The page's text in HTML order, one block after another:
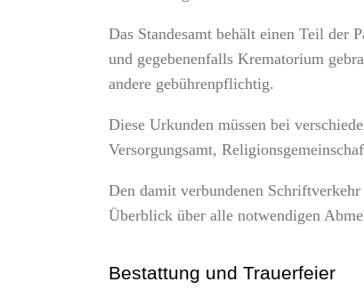
Das Standesamt behält einen Teil der
und gegebenenfalls Krematorium
andere gebührenpflichtig.
Diese Urkunden müssen bei
Versorgungsamt,
Den damit verbundenen
Überblick über alle notwendigen
Bestattung und Trauerfeier